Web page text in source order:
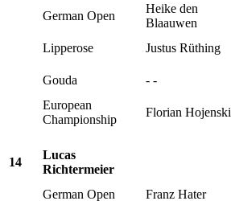
German Open
Heike den
Blaauwen
Lipperose Justus Rüthing
Gouda - -
European
Championship
Florian Hojenski
14
Lucas
Richtermeier
German Open Franz Hater